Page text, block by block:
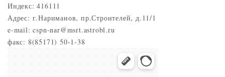
Индекс: 416111
Адрес: г.Нариманов, пр.Строителей, д.11/1
e-mail: cspn-nar@msrt.astrobl.ru
факс: 8(85171) 50-1-38
Проспект Строителей, 5 — Яндекс.Карты